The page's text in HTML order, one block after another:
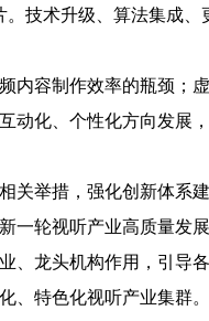
。技术升级、算法集成
容制作效率的瓶颈；
动化、个性化方向发展
举措，强化创新体系建
轮视听产业高质量发
、龙头机构作用，引导
、特色化视听产业集群。